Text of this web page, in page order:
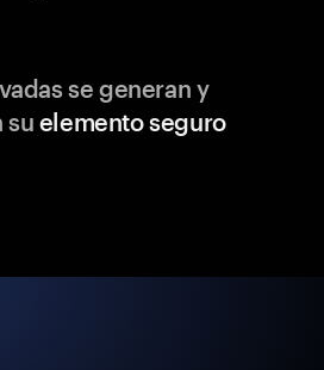
se generan y
su elemento seguro